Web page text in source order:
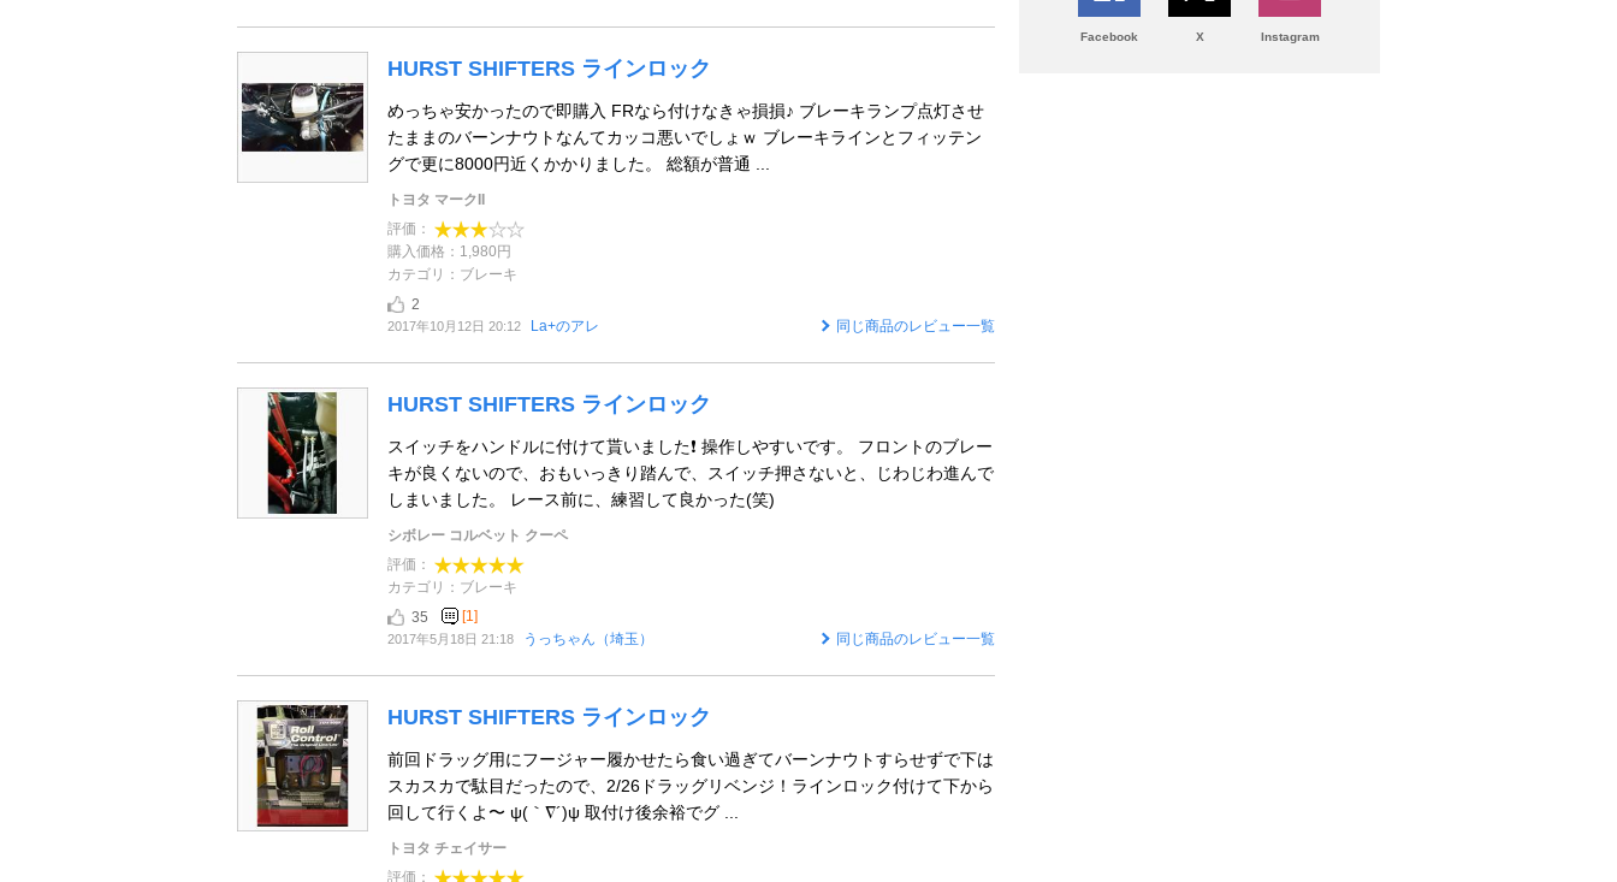
HURST SHIFTERS ラインロック
めっちゃ安かったので即購入 FRなら付けなきゃ損損♪ ブレーキランプ点灯させ
たままのバーンナウトなんてカッコ悪いでしょｗ ブレーキラインとフィッテン
グで更に8000円近くかかりました。 総額が普通 ...
トヨタ マークII
評価：
購入価格：1,980円
カテゴリ：ブレーキ
2
2017年10月12日 20:12 La+のアレ 同じ商品のレビュー一覧
HURST SHIFTERS ラインロック
スイッチをハンドルに付けて貰いました❗ 操作しやすいです。 フロントのブレー
キが良くないので、おもいっきり踏んで、スイッチ押さないと、じわじわ進んで
しまいました。 レース前に、練習して良かった(笑)
シボレー コルベット クーペ
評価：
カテゴリ：ブレーキ
35
[1]
2017年5月18日 21:18 うっちゃん（埼玉） 同じ商品のレビュー一覧
HURST SHIFTERS ラインロック
前回ドラッグ用にフージャー履かせたら食い過ぎてバーンナウトすらせずで下は
スカスカで駄目だったので、2/26ドラッグリベンジ！ラインロック付けて下から
回して行くよ〜 ψ(｀∇´)ψ 取付け後余裕でグ ...
トヨタ チェイサー
評価：
Facebook X Instagram